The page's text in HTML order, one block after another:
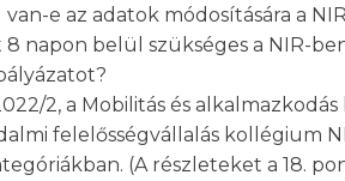
e az adatok módosítására a
napon belül szükséges a NIR-
2, a Mobilitás és
felelősségvállalás kollégium
(A részleteket a 18.